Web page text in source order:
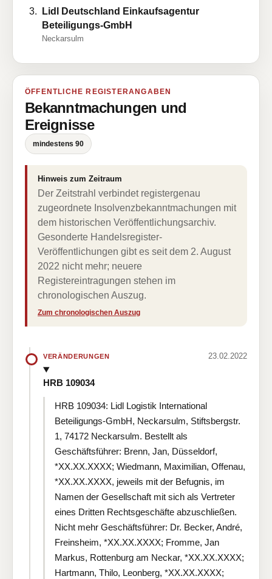
Lidl Deutschland Einkaufsagentur
Beteiligungs-GmbH
Neckarsulm
ÖFFENTLICHE REGISTERANGABEN
Bekanntmachungen und
Ereignisse
mindestens 90
Hinweis zum Zeitraum
Der Zeitstrahl verbindet registergenau
zugeordnete Insolvenzbekanntmachungen mit
dem historischen Veröffentlichungsarchiv.
Gesonderte Handelsregister-
Veröffentlichungen gibt es seit dem 2. August
2022 nicht mehr; neuere
Registereintragungen stehen im
chronologischen Auszug.
Zum chronologischen Auszug
VERÄNDERUNGEN 23.02.2022
HRB 109034
HRB 109034: Lidl Logistik International
Beteiligungs-GmbH, Neckarsulm, Stiftsbergstr.
1, 74172 Neckarsulm. Bestellt als
Geschäftsführer: Brenn, Jan, Düsseldorf,
*XX.XX.XXXX; Wiedmann, Maximilian, Offenau,
*XX.XX.XXXX, jeweils mit der Befugnis, im
Namen der Gesellschaft mit sich als Vertreter
eines Dritten Rechtsgeschäfte abzuschließen.
Nicht mehr Geschäftsführer: Dr. Becker, André,
Freinsheim, *XX.XX.XXXX; Fromme, Jan
Markus, Rottenburg am Neckar, *XX.XX.XXXX;
Hartmann, Thilo, Leonberg, *XX.XX.XXXX;